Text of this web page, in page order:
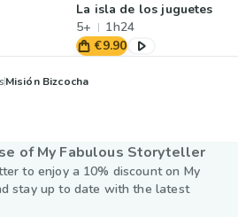
La isla de los juguetes
5+
1h24
€9.90
Misión Bizcocha
of My Fabulous Storyteller
to enjoy a 10% discount on My
stay up to date with the latest